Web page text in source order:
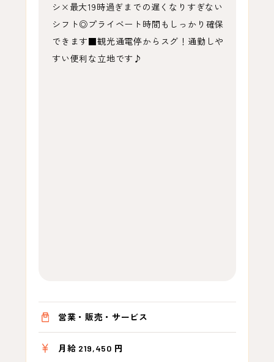
シ×最大19時過ぎまでの遅くなりすぎない
シフト◎プライベート時間もしっかり確保
できます■観光通電停からスグ！通勤しや
すい便利な立地です♪
営業・販売・サービス
月給 219,450 円